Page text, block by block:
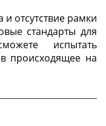
отсутствие рамки
стандарты для
испытать
происходящее на